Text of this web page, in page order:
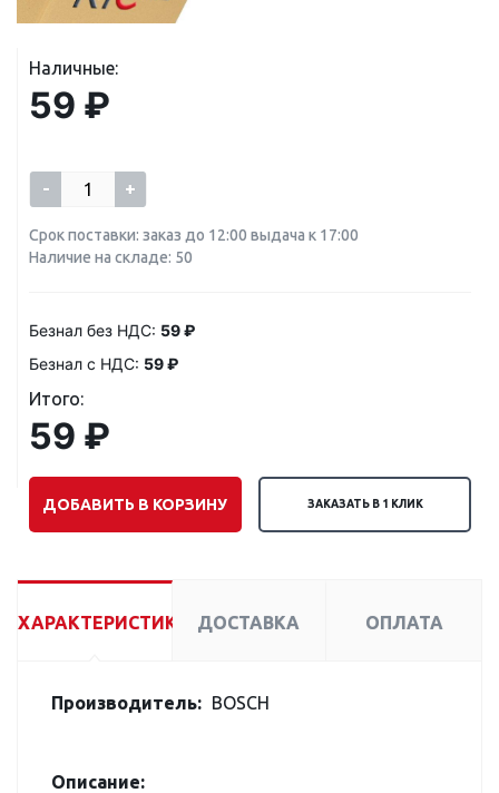
Наличные:
59 ₽
- +
Срок поставки: заказ до 12:00 выдача к 17:00
Наличие на складе: 50
Безнал без НДС: 59 ₽
Безнал с НДС: 59 ₽
Итого:
59 ₽
ДОБАВИТЬ В КОРЗИНУ ЗАКАЗАТЬ В 1 КЛИК
ХАРАКТЕРИСТИКИ ДОСТАВКА ОПЛАТА
Производитель: BOSCH
Описание: